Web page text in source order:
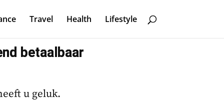
Travel Health Lifestyle
betaalbaar
u geluk.